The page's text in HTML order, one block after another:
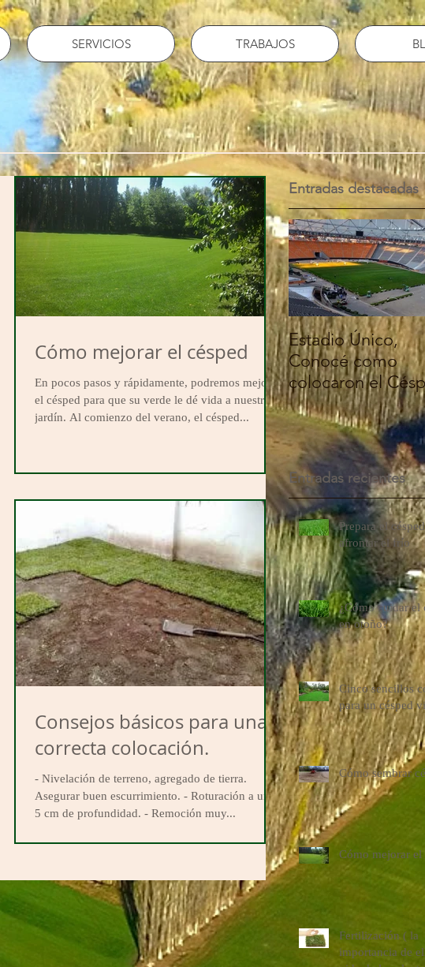
SERVICIOS TRABAJOS
Cómo mejorar el césped
En pocos pasos y rápidamente, podremos mejorar
el césped para que su verde le dé vida a nuestro
jardín. Al comienzo del verano, el césped...
Consejos básicos para una
correcta colocación.
- Nivelación de terreno, agregado de tierra.
Asegurar buen escurrimiento. - Roturación a unos
5 cm de profundidad. - Remoción muy...
Entradas destacadas
Estadio Único,
Conocé como
colocaron el
Entradas recientes
Prepara el
afrontar el frío
¿Cómo cuidar el
en otoño?
Cinco sencillos
para un césped
Cómo sembrar
Cómo mejorar el
Fertilización ( la
importancia de